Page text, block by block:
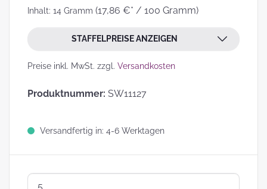
Inhalt: 14 Gramm (17,86 €* / 100 Gramm)
STAFFELPREISE ANZEIGEN
Preise inkl. MwSt. zzgl. Versandkosten
Produktnummer: SW11127
Versandfertig in: 4-6 Werktagen